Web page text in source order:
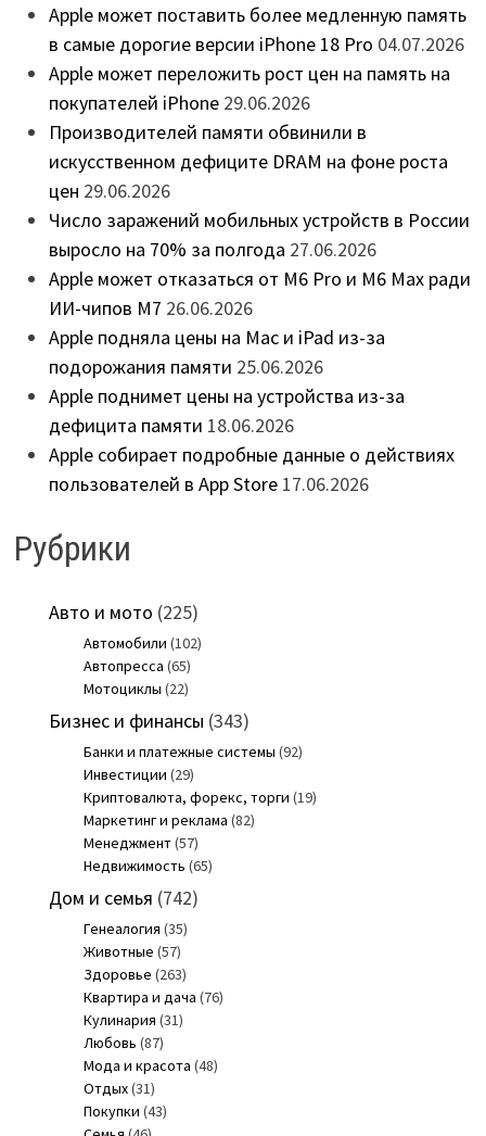
Apple может поставить более медленную память
в самые дорогие версии iPhone 18 Pro 04.07.2026
Apple может переложить рост цен на память на
покупателей iPhone 29.06.2026
Производителей памяти обвинили в
искусственном дефиците DRAM на фоне роста
цен 29.06.2026
Число заражений мобильных устройств в России
выросло на 70% за полгода 27.06.2026
Apple может отказаться от M6 Pro и M6 Max ради
ИИ-чипов M7 26.06.2026
Apple подняла цены на Mac и iPad из-за
подорожания памяти 25.06.2026
Apple поднимет цены на устройства из-за
дефицита памяти 18.06.2026
Apple собирает подробные данные о действиях
пользователей в App Store 17.06.2026
Рубрики
Авто и мото (225)
Автомобили (102)
Автопресса (65)
Мотоциклы (22)
Бизнес и финансы (343)
Банки и платежные системы (92)
Инвестиции (29)
Криптовалюта, форекс, торги (19)
Маркетинг и реклама (82)
Менеджмент(57)
Недвижимость (65)
Дом и семья (742)
Генеалогия (35)
Животные (57)
Здоровье (263)
Квартира и дача (76)
Кулинария (31)
Любовь (87)
Мода и красота (48)
Отдых(31)
Покупки (43)